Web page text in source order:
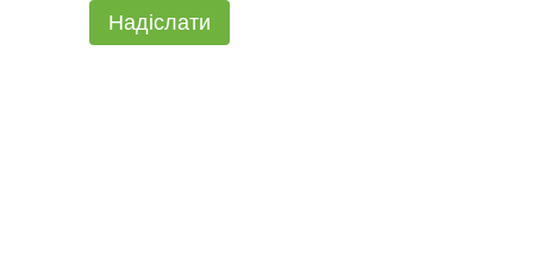
Надіслати